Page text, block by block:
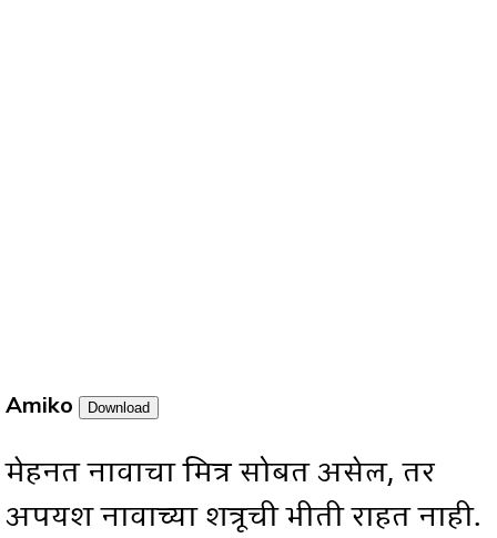
Amiko Download
मेहनत नावाचा मित्र सोबत असेल, तर
अपयश नावाच्या शत्रूची भीती राहत नाही.